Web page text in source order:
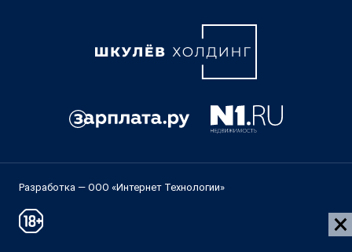
Разработка — ООО «Интернет Технологии»